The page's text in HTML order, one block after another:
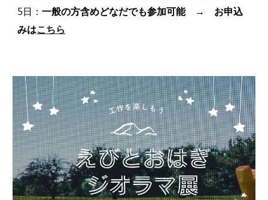
5日：一般の方含めどなだでも参加可能 → お申込
みはこちら